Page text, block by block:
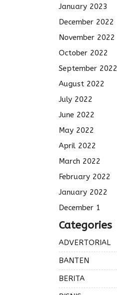
January 2023
December 2022
November 2022
October 2022
September 2022
August 2022
July 2022
June 2022
May 2022
April 2022
March 2022
February 2022
January 2022
December 1
Categories
ADVERTORIAL
BANTEN
BERITA